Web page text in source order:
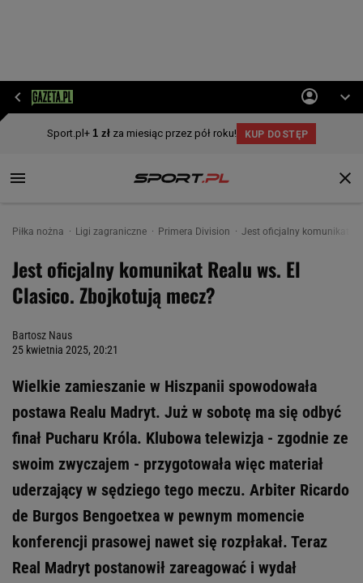
Piłka nożna Ligi zagraniczne Primera Division Jest oficjalny komunikat
Jest oficjalny komunikat Realu ws. El
Clasico. Zbojkotują mecz?
Bartosz Naus
25 kwietnia 2025, 20:21
Wielkie zamieszanie w Hiszpanii spowodowała
postawa Realu Madryt. Już w sobotę ma się odbyć
finał Pucharu Króla. Klubowa telewizja - zgodnie ze
swoim zwyczajem - przygotowała więc materiał
uderzający w sędziego tego meczu. Arbiter Ricardo
de Burgos Bengoetxea w pewnym momencie
konferencji prasowej nawet się rozpłakał. Teraz
Real Madryt postanowił zareagować i wydał